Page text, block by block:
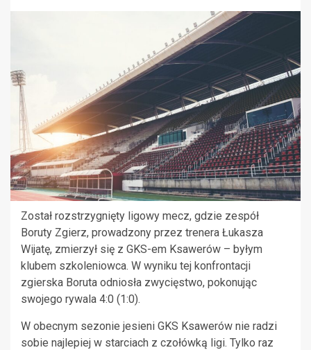
Został rozstrzygnięty ligowy mecz, gdzie zespół
Boruty Zgierz, prowadzony przez trenera Łukasza
Wijatę, zmierzył się z GKS-em Ksawerów – byłym
klubem szkoleniowca. W wyniku tej konfrontacji
zgierska Boruta odniosła zwycięstwo, pokonując
swojego rywala 4:0 (1:0).
W obecnym sezonie jesieni GKS Ksawerów nie radzi
sobie najlepiej w starciach z czołówką ligi. Tylko raz